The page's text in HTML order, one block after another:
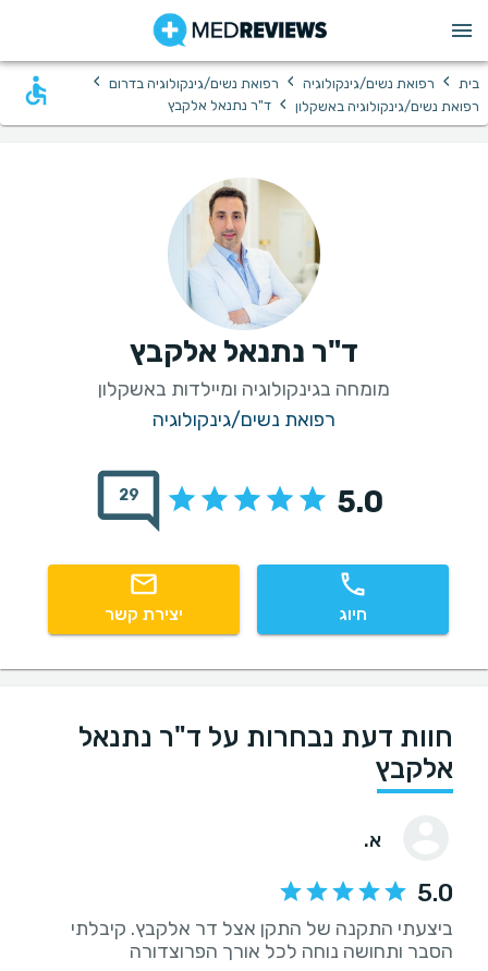
בית › רפואת נשים/גינקולוגיה › רפואת נשים/גינקולוגיה בדרום ›
רפואת נשים/גינקולוגיה באשקלון › ד"ר נתנאל אלקבץ
ד"ר נתנאל אלקבץ
מומחה בגינקולוגיה ומיילדות באשקלון
רפואת נשים/גינקולוגיה
5.0
29
חיוג יצירת קשר
חוות דעת נבחרות על ד"ר נתנאל
אלקבץ
א.
5.0
ביצעתי התקנה של התקן אצל דר אלקבץ. קיבלתי
הסבר ותחושה נוחה לכל אורך הפרוצדורה